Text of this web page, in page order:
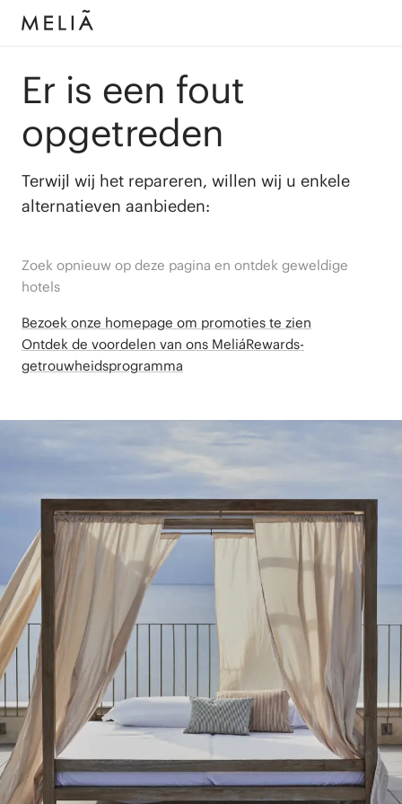
Er is een fout
opgetreden
Terwijl wij het repareren, willen wij u enkele
alternatieven aanbieden:
Zoek opnieuw op deze pagina en ontdek geweldige
hotels
Bezoek onze homepage om promoties te zien
Ontdek de voordelen van ons MeliáRewards-
getrouwheidsprogramma